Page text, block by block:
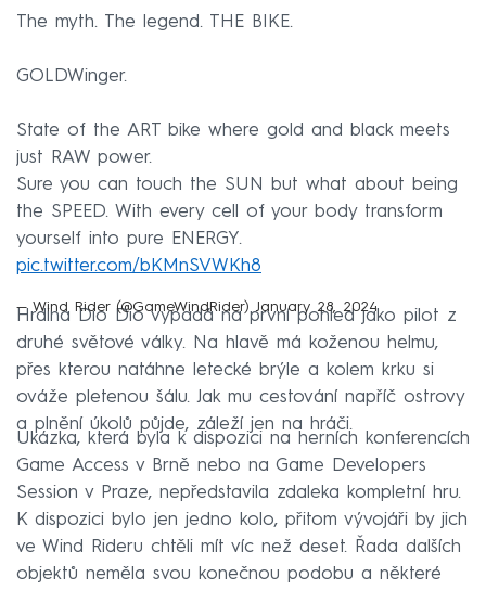
The myth. The legend. THE BIKE.
GOLDWinger.
State of the ART bike where gold and black meets
just RAW power.
Sure you can touch the SUN but what about being
the SPEED. With every cell of your body transform
yourself into pure ENERGY.
pic.twitter.com/bKMnSVWKh8
— Wind Rider (@GameWindRider) January 28, 2024
Hrdina Dio Dio vypadá na první pohled jako pilot z
druhé světové války. Na hlavě má koženou helmu,
přes kterou natáhne letecké brýle a kolem krku si
ováže pletenou šálu. Jak mu cestování napříč ostrovy
a plnění úkolů půjde, záleží jen na hráči.
Ukázka, která byla k dispozici na herních konferencích
Game Access v Brně nebo na Game Developers
Session v Praze, nepředstavila zdaleka kompletní hru.
K dispozici bylo jen jedno kolo, přitom vývojáři by jich
ve Wind Rideru chtěli mít víc než deset. Řada dalších
objektů neměla svou konečnou podobu a některé